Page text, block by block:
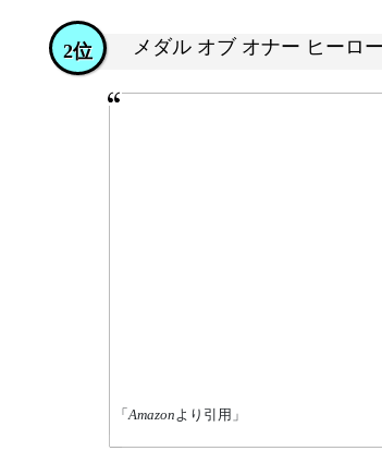
メダル オブ オナー ヒーロ
2位
「Amazonより引用」